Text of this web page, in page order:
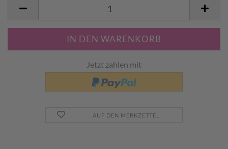
Jetzt zahlen mit
AUF DEN MERKZETTEL